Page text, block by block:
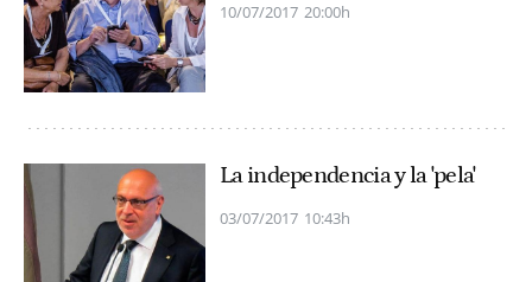
10/07/2017 20:00h
La independencia y la 'pela'
03/07/2017 10:43h